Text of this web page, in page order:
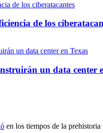
de los
un data center
en los tiempos de la